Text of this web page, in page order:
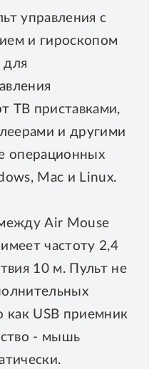
управления с
и гироскопом
для
ТВ приставками,
и другими
операционных
Mac и Linux.
Air Mouse
частоту 2,4
10 м. Пульт не
как USB приемник
- мышь